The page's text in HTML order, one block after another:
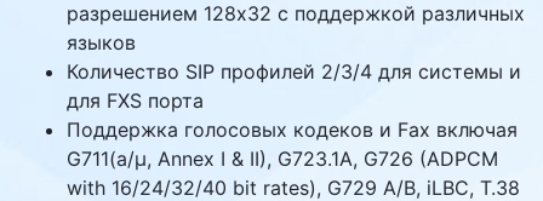
разрешением 128х32 с поддержкой различных
языков
Количество SIP профилей 2/3/4 для системы и
для FXS порта
Поддержка голосовых кодеков и Fax включая
G711(a/μ, Annex I & II), G723.1A, G726 (ADPCM
with 16/24/32/40 bit rates), G729 A/B, iLBC, T.38